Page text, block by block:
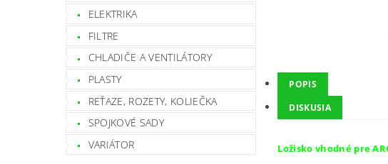
ELEKTRIKA
FILTRE
CHLADIČE A VENTILÁTORY
PLASTY
REŤAZE, ROZETY, KOLIEČKA
SPOJKOVÉ SADY
VARIÁTOR
POPIS
DISKUSIA
Ložisko vhodné pre